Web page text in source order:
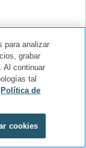
para analizar
grabar
Al continuar
tal
Política de
cookies